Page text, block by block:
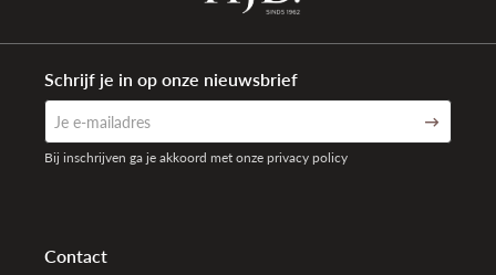
Contact
Schrijf je in op onze nieuwsbrief
Bij inschrijven ga je akkoord met onze privacy policy